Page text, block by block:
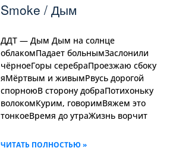
Smoke / Дым
ДДТ — Дым Дым на солнце
облакомПадает больнымЗаслонили
чёрноеГоры серебраПроезжаю сбоку
яМёртвым и живымРвусь дорогой
спорноюВ сторону добраПотихоньку
волокомКурим, говоримВяжем это
тонкоеВремя до утраЖизнь ворчит
ЧИТАТЬ ПОЛНОСТЬЮ »